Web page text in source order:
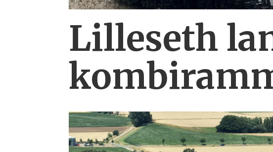
Lilleseth